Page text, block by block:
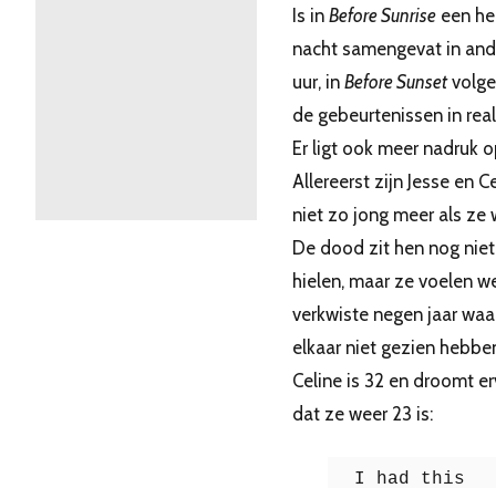
Is in Before Sunrise een
nacht samengevat in
uur, in Before Sunset
de gebeurtenissen in
Er ligt ook meer nadruk
Allereerst zijn Jesse en
niet zo jong meer als ze
De dood zit hen nog
hielen, maar ze voelen
verkwiste negen jaar
elkaar niet gezien
Celine is 32 en droomt
dat ze weer 23 is:
I had this